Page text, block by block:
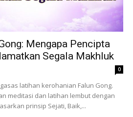
Mengapa Pencipta
Segala Makhluk
0
latihan kerohanian Falun Gong.
meditasi dan latihan lembut dengan
prinsip Sejati, Baik,...